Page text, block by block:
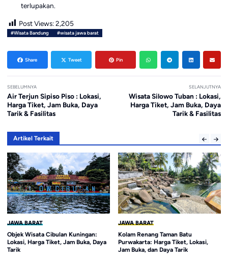
terlupakan.
Post Views: 2,205
#Wisata Bandung #wisata jawa barat
Share Tweet Pin
SEBELUMNYA
Air Terjun Sipiso Piso : Lokasi,
Harga Tiket, Jam Buka, Daya
Tarik & Fasilitas
SELANJUTNYA
Wisata Silowo Tuban : Lokasi,
Harga Tiket, Jam Buka, Daya
Tarik & Fasilitas
Artikel Terkait
Daya
Kolam Renang Taman Batu
Purwakarta: Harga Tiket, Lokasi,
Wisata Air Tajaherang
Pemandian Mata Air
Suasana Pedesaan yang